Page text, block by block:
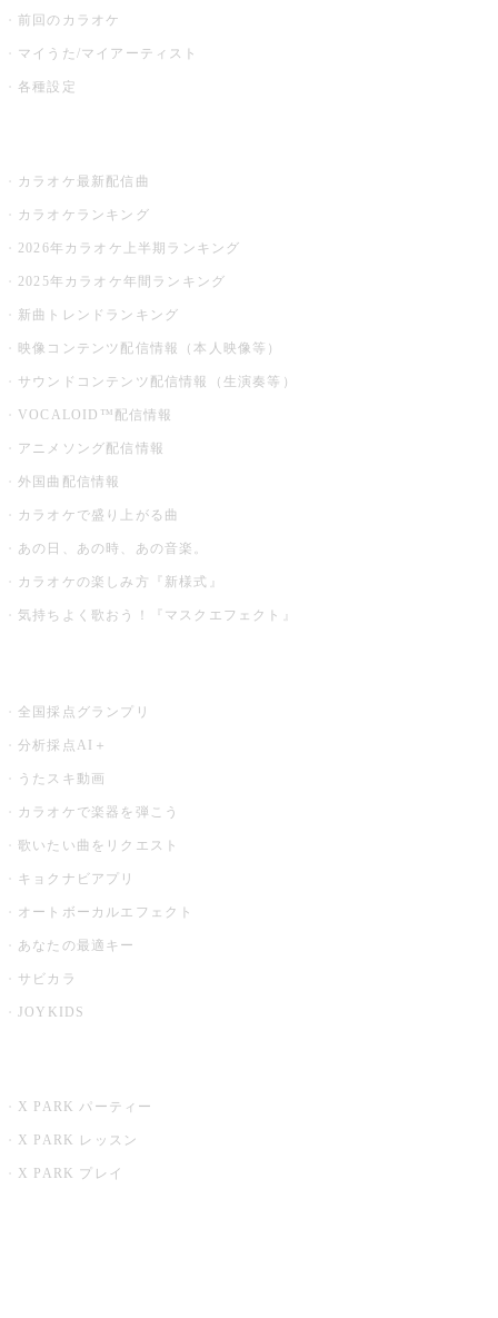
前回のカラオケ
マイうた/マイアーティスト
各種設定
カラオケ最新配信曲
カラオケランキング
2026年カラオケ上半期ランキング
2025年カラオケ年間ランキング
新曲トレンドランキング
映像コンテンツ配信情報（本人映像等）
サウンドコンテンツ配信情報（生演奏等）
VOCALOID™配信情報
アニメソング配信情報
外国曲配信情報
カラオケで盛り上がる曲
あの日、あの時、あの音楽。
カラオケの楽しみ方『新様式』
気持ちよく歌おう！『マスクエフェクト』
全国採点グランプリ
分析採点AI＋
うたスキ動画
カラオケで楽器を弾こう
歌いたい曲をリクエスト
キョクナビアプリ
オートボーカルエフェクト
あなたの最適キー
サビカラ
JOYKIDS
X PARK パーティー
X PARK レッスン
X PARK プレイ